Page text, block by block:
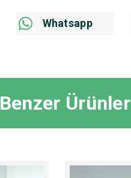
Whatsapp
Benzer Ürünler